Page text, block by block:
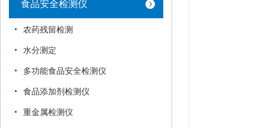
食品安全检测仪
农药残留检测
水分测定
多功能食品安全检测仪
食品添加剂检测仪
重金属检测仪